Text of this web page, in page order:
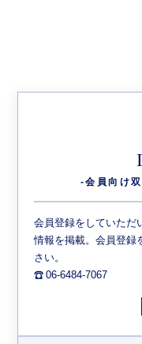
-会員向け
会員登録をしていただ
情報を掲載。会員登録
さい。
06-6484-7067